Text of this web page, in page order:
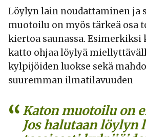
Löylyn lain noudattaminen ja
muotoilu on myös tärkeä osa
kiertoa saunassa.
katto ohjaa löylyä
kylpijöiden luokse sekä
suuremman ilmatilavuuden
Katon muotoilu on
Jos halutaan löylyn